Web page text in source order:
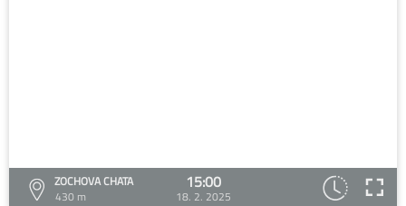
ZOCHOVA CHATA
430 m
15:00
18. 2. 2025